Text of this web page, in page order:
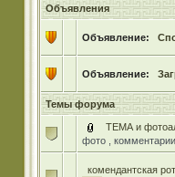
Объявления
Объявление:
Объявление:
Темы форума
ТЕМА и
фото ,
комендантская